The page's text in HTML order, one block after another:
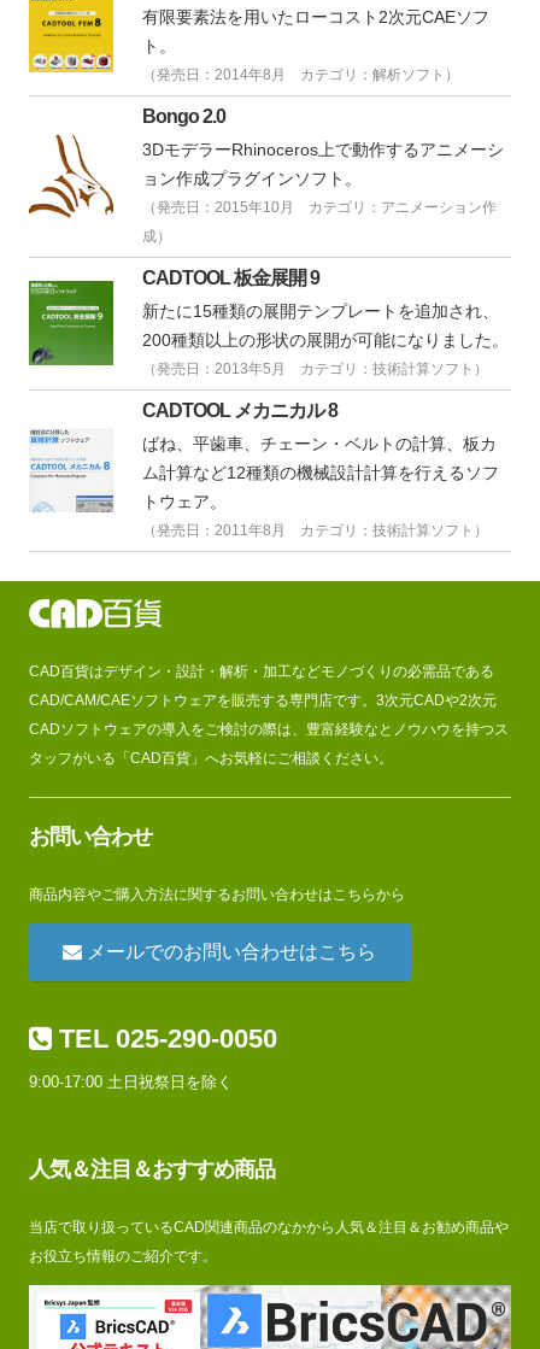
有限要素法を用いたローコスト2次元CAEソフ
ト。
（発売日：2014年8月 カテゴリ：解析ソフト）
Bongo 2.0
3DモデラーRhinoceros上で動作するアニメーシ
ョン作成プラグインソフト。
（発売日：2015年10月 カテゴリ：アニメーション作
成）
CADTOOL 板金展開 9
新たに15種類の展開テンプレートを追加され、
200種類以上の形状の展開が可能になりました。
（発売日：2013年5月 カテゴリ：技術計算ソフト）
CADTOOL メカニカル 8
ばね、平歯車、チェーン・ベルトの計算、板カ
ム計算など12種類の機械設計計算を行えるソフ
トウェア。
（発売日：2011年8月 カテゴリ：技術計算ソフト）
CAD百貨はデザイン・設計・解析・加工などモノづくりの必需品である
CAD/CAM/CAEソフトウェアを販売する専門店です。3次元CADや2次元
CADソフトウェアの導入をご検討の際は、豊富経験なとノウハウを持つス
タッフがいる「CAD百貨」へお気軽にご相談ください。
お問い合わせ
商品内容やご購入方法に関するお問い合わせはこちらから
メールでのお問い合わせはこちら
TEL 025-290-0050
9:00-17:00 土日祝祭日を除く
人気＆注目＆おすすめ商品
当店で取り扱っているCAD関連商品のなかから人気＆注目＆お勧め商品や
お役立ち情報のご紹介です。